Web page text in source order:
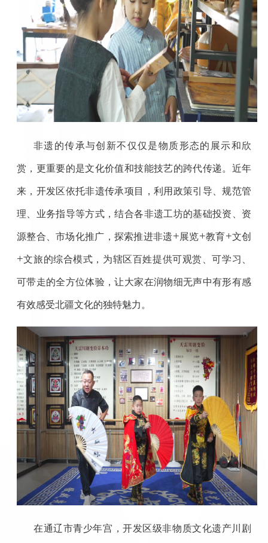
非遗的传承与创新不仅仅是物质形态的展示和欣
赏，更重要的是文化价值和技能技艺的跨代传递。近年
来，开发区依托非遗传承项目，利用政策引导、规范管
理、业务指导等方式，结合各非遗工坊的基础投资、资
源整合、市场化推广，探索推进非遗+展览+教育+文创
+文旅的综合模式，为辖区百姓提供可观赏、可学习、
可带走的全方位体验，让大家在润物细无声中有形有感
有效感受北疆文化的独特魅力。
在通辽市青少年宫，开发区级非物质文化遗产川剧